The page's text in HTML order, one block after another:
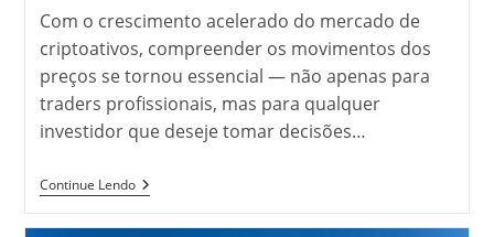
post:
Com o crescimento acelerado do mercado de
criptoativos, compreender os movimentos dos
preços se tornou essencial — não apenas para
traders profissionais, mas para qualquer
investidor que deseje tomar decisões…
Continue LendoO
Que